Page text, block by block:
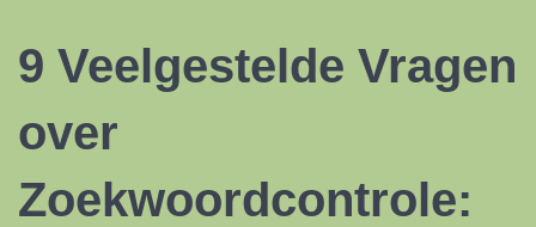
9 Veelgestelde Vragen
over
Zoekwoordcontrole: